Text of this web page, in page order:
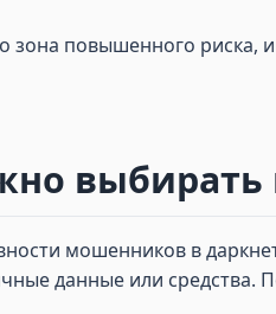
зона повышенного
выбирать
мошенников в
данные или средства.